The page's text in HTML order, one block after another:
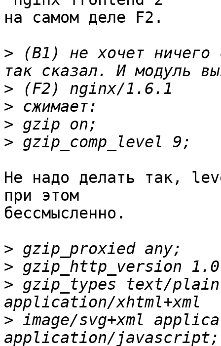
на самом деле F2.
> (B1) не хочет ничего
>
>
>
>
Не надо делать так,
при этом
бессмысленно.
>
>
> gzip_types text/
> image/svg+xml